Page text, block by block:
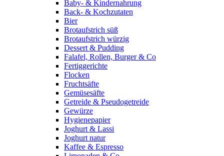
Baby- & Kindernahrung
Back- & Kochzutaten
Bier
Brotaufstrich süß
Brotaufstrich würzig
Dessert & Pudding
Falafel, Rollen, Burger & Co
Fertiggerichte
Flocken
Fruchtsäfte
Gemüsesäfte
Getreide & Pseudogetreide
Gewürze
Hygienepapier
Joghurt & Lassi
Joghurt natur
Kaffee & Espresso